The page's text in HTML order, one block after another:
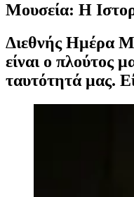
Μουσεία: H
Διεθνής Ημέρα
είναι ο πλούτος
ταυτότητά μας.